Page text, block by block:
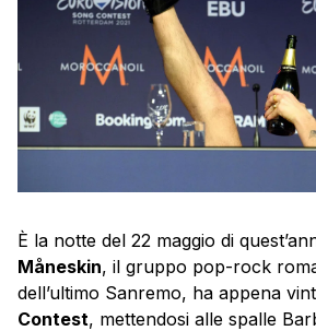
È la notte del 22 maggio di
Måneskin, il gruppo pop-rock
dell’ultimo Sanremo, ha appena
Contest, mettendosi alle spalle